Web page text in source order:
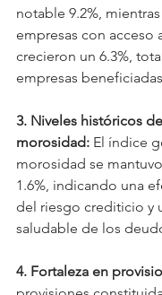
notable 9.2%,
empresas con acceso
crecieron un 6.3%,
empresas
3. Niveles históricos
morosidad: El índice
morosidad se
1.6%, indicando una
del riesgo crediticio y
saludable de los
4. Fortaleza en